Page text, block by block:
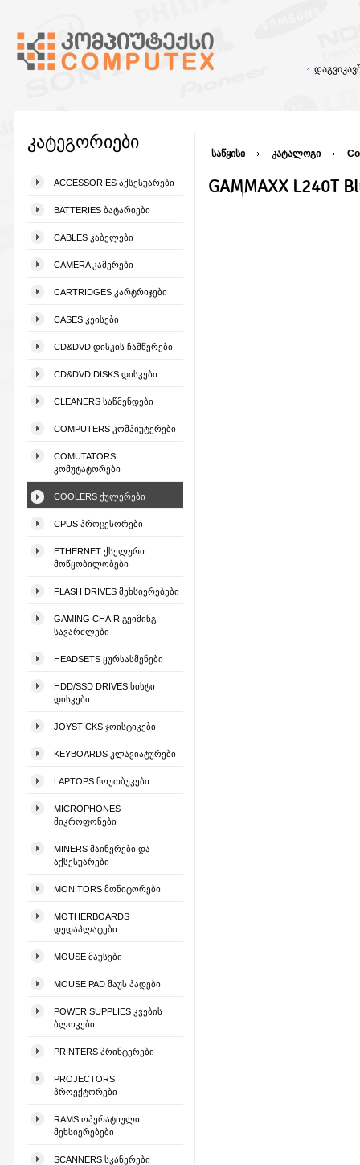
კატეგორიები
ACCESSORIES ᲐᲥᲡᲔᲡᲣᲐᲠᲔᲑᲘ
BATTERIES ᲑᲐᲢᲐᲠᲘᲔᲑᲘ
CABLES ᲙᲐᲑᲔᲚᲔᲑᲘ
CAMERA ᲙᲐᲛᲔᲠᲔᲑᲘ
CARTRIDGES ᲙᲐᲠᲢᲠᲘᲯᲔᲑᲘ
CASES ᲙᲔᲘᲡᲔᲑᲘ
CD&DVD ᲓᲘᲡᲙᲘᲡ ᲩᲐᲛᲬᲔᲠᲔᲑᲘ
CD&DVD DISKS ᲓᲘᲡᲙᲔᲑᲘ
CLEANERS ᲡᲐᲬᲛᲔᲜᲓᲔᲑᲘ
COMPUTERS ᲙᲝᲛᲞᲘᲣᲢᲔᲠᲔᲑᲘ
COMUTATORS
ᲙᲝᲛᲣᲢᲐᲢᲝᲠᲔᲑᲘ
COOLERS ᲥᲣᲚᲔᲠᲔᲑᲘ
CPUS ᲞᲠᲝᲪᲔᲡᲝᲠᲔᲑᲘ
ETHERNET ᲥᲡᲔᲚᲣᲠᲘ
ᲛᲝᲬᲧᲝᲑᲘᲚᲝᲑᲔᲑᲘ
FLASH DRIVES ᲛᲔᲮᲡᲘᲔᲠᲔᲑᲔᲑᲘ
GAMING CHAIR ᲒᲔᲘᲛᲘᲜᲒ
ᲡᲐᲕᲐᲠᲫᲚᲔᲑᲘ
HEADSETS ᲧᲣᲠᲡᲐᲡᲛᲔᲜᲔᲑᲘ
HDD/SSD DRIVES ᲮᲘᲡᲢᲘ
ᲓᲘᲡᲙᲔᲑᲘ
JOYSTICKS ᲯᲝᲘᲡᲢᲘᲙᲔᲑᲘ
KEYBOARDS ᲙᲚᲐᲕᲘᲐᲢᲣᲠᲔᲑᲘ
LAPTOPS ᲜᲝᲣᲗᲑᲣᲙᲔᲑᲘ
MICROPHONES
ᲛᲘᲙᲠᲝᲤᲝᲜᲔᲑᲘ
MINERS ᲛᲐᲘᲜᲔᲠᲔᲑᲘ ᲓᲐ
ᲐᲥᲡᲔᲡᲣᲐᲠᲔᲑᲘ
MONITORS ᲛᲝᲜᲘᲢᲝᲠᲔᲑᲘ
MOTHERBOARDS
ᲓᲔᲓᲐᲞᲚᲐᲢᲔᲑᲘ
MOUSE ᲛᲐᲣᲡᲔᲑᲘ
MOUSE PAD ᲛᲐᲣᲡ ᲞᲐᲓᲔᲑᲘ
POWER SUPPLIES ᲙᲕᲔᲑᲘᲡ
ᲑᲚᲝᲙᲔᲑᲘ
PRINTERS ᲞᲠᲘᲜᲢᲔᲠᲔᲑᲘ
PROJECTORS
ᲞᲠᲝᲔᲥᲢᲝᲠᲔᲑᲘ
RAMS ᲝᲞᲔᲠᲐᲢᲘᲣᲚᲘ
ᲛᲔᲮᲡᲘᲔᲠᲔᲑᲔᲑᲘ
SCANNERS ᲡᲙᲐᲜᲔᲠᲔᲑᲘ
საწყისი კატალოგი
GAMMAXX L240T